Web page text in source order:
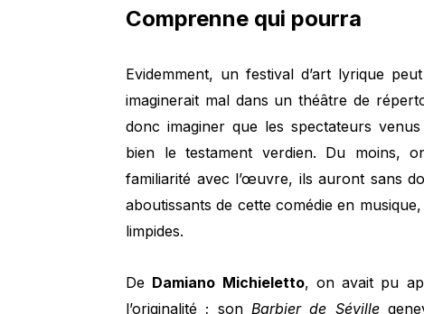
Comprenne qui pourra
Evidemment, un festival d’art lyrique
imaginerait mal dans un théâtre de
donc imaginer que les spectateurs
bien le testament verdien. Du moins,
familiarité avec l’œuvre, ils auront sans
aboutissants de cette comédie en
limpides.
De Damiano Michieletto, on avait pu
l’originalité ; son Barbier de Séville